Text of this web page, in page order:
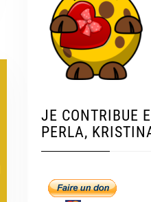
JE CONTRIBUE
PERLA,